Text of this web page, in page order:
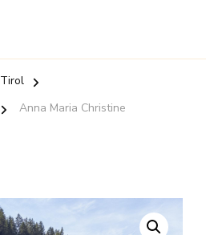
Tirol
Anna Maria Christine